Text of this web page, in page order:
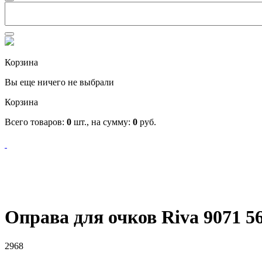
Корзина
Вы еще ничего не выбрали
Корзина
Всего товаров: 0 шт., на сумму: 0 руб.
Оправа для очков Riva 9071
2968